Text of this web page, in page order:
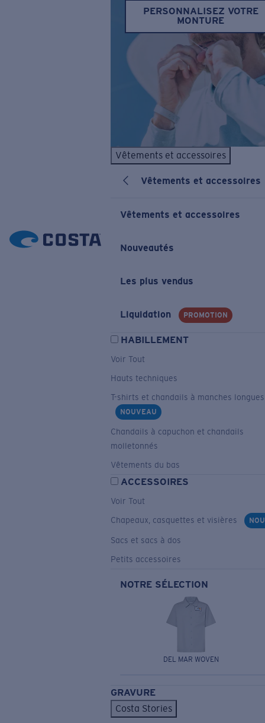
PERSONNALISEZ VOTRE
MONTURE
Vêtements et accessoires
Vêtements et accessoires
Vêtements et accessoires
Nouveautés
Les plus vendus
Liquidation PROMOTION
HABILLEMENT
Voir Tout
Hauts techniques
T-shirts et chandails à manches longues
NOUVEAU
Chandails à capuchon et chandails
molletonnés
Vêtements du bas
ACCESSOIRES
Voir Tout
Chapeaux, casquettes et visières
Sacs et sacs à dos
Petits accessoires
NOTRE SÉLECTION
DEL MAR WOVEN
GRAVURE
Costa Stories